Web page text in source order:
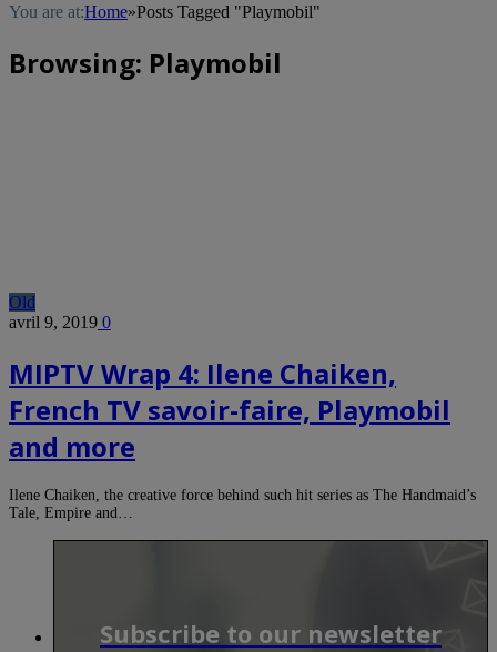
You are at:Home»Posts Tagged "Playmobil"
Browsing: Playmobil
Old
avril 9, 2019 0
MIPTV Wrap 4: Ilene Chaiken,
French TV savoir-faire, Playmobil
and more
Ilene Chaiken, the creative force behind such hit series as The Handmaid’s
Tale, Empire and…
Subscribe to our newsletter